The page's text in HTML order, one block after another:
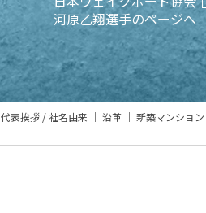
河原乙翔選手のページへ
代表挨拶 / 社名由来 沿革 新築マンショ